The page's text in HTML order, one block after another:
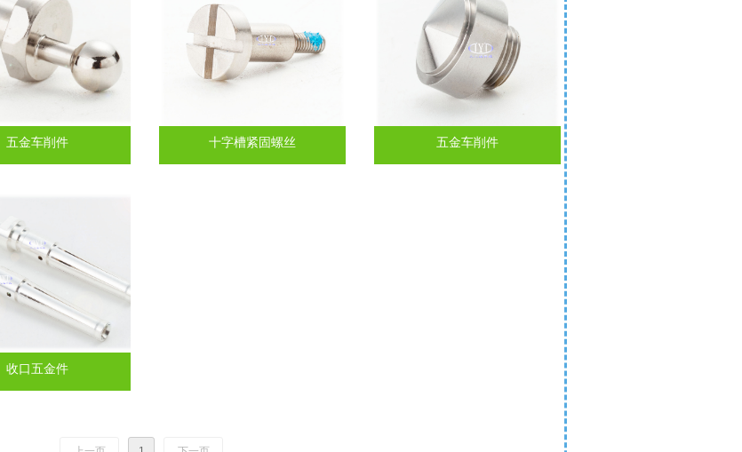
五金车削件 十字槽紧固螺丝 五金车削件
收口五金件